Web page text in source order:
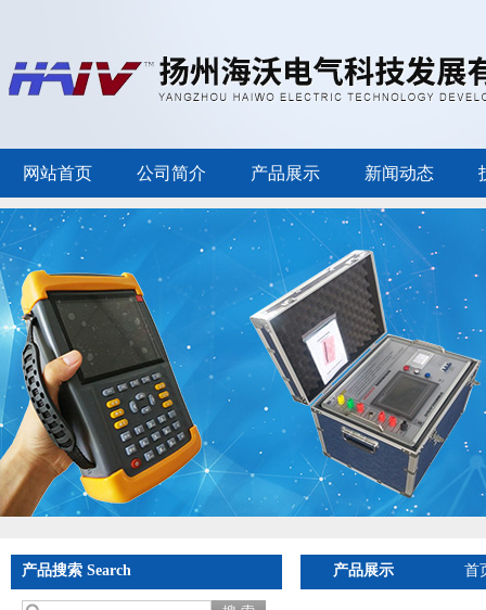
网站首页 公司简介 产品展示 新闻动态
产品搜索 Search 产品展示 首